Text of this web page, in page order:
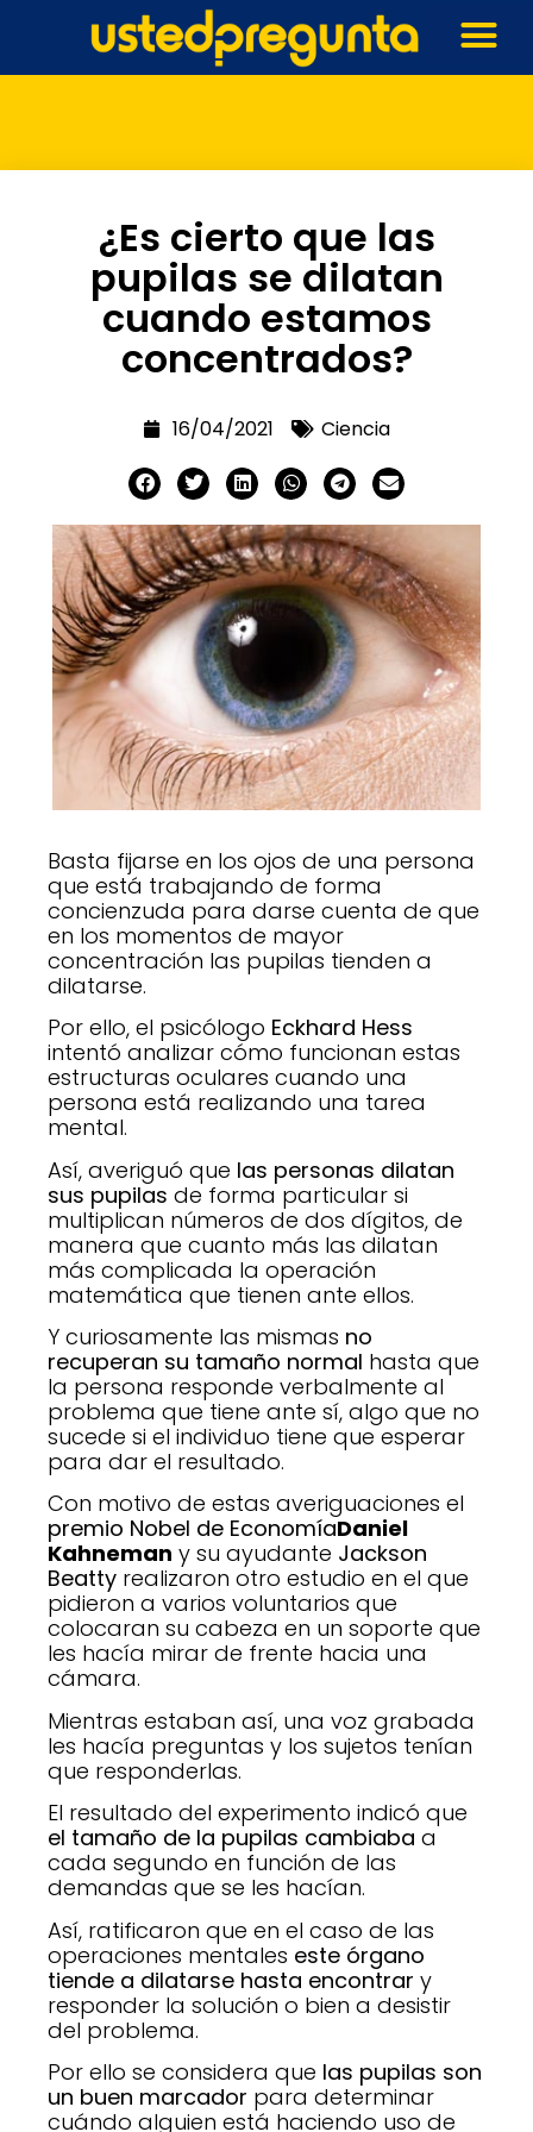
¿Es cierto que las
pupilas se dilatan
cuando estamos
concentrados?
16/04/2021 Ciencia
Basta fijarse en los ojos de una persona
que está trabajando de forma
concienzuda para darse cuenta de que
en los momentos de mayor
concentración las pupilas tienden a
dilatarse.
Por ello, el psicólogo Eckhard Hess
intentó analizar cómo funcionan estas
estructuras oculares cuando una
persona está realizando una tarea
mental.
Así, averiguó que las personas dilatan
sus pupilas de forma particular si
multiplican números de dos dígitos, de
manera que cuanto más las dilatan
más complicada la operación
matemática que tienen ante ellos.
Y curiosamente las mismas no
recuperan su tamaño normal hasta que
la persona responde verbalmente al
problema que tiene ante sí, algo que no
sucede si el individuo tiene que esperar
para dar el resultado.
Con motivo de estas averiguaciones el
premio Nobel de EconomíaDaniel
Kahneman y su ayudante Jackson
Beatty realizaron otro estudio en el que
pidieron a varios voluntarios que
colocaran su cabeza en un soporte que
les hacía mirar de frente hacia una
cámara.
Mientras estaban así, una voz grabada
les hacía preguntas y los sujetos tenían
que responderlas.
El resultado del experimento indicó que
el tamaño de la pupilas cambiaba a
cada segundo en función de las
demandas que se les hacían.
Así, ratificaron que en el caso de las
operaciones mentales este órgano
tiende a dilatarse hasta encontrar y
responder la solución o bien a desistir
del problema.
Por ello se considera que las pupilas son
un buen marcador para determinar
cuándo alguien está haciendo uso de